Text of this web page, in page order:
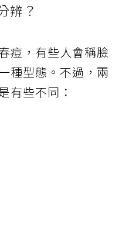
辨？
痘，有些人會稱臉
種型態。不過，兩
有些不同：